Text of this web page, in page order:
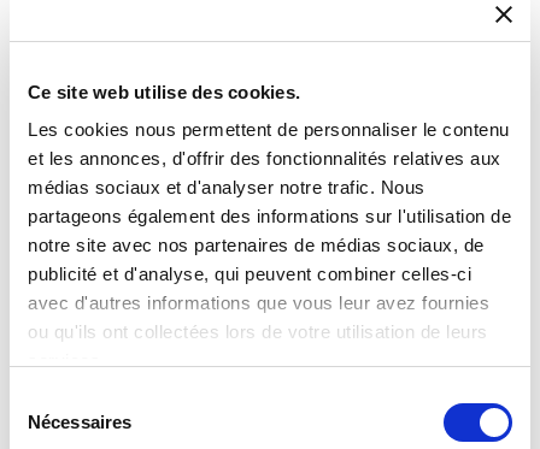
Ce site web utilise des cookies.
Les cookies nous permettent de personnaliser le contenu
et les annonces, d'offrir des fonctionnalités relatives aux
médias sociaux et d'analyser notre trafic. Nous
partageons également des informations sur l'utilisation de
notre site avec nos partenaires de médias sociaux, de
publicité et d'analyse, qui peuvent combiner celles-ci
avec d'autres informations que vous leur avez fournies
ou qu'ils ont collectées lors de votre utilisation de leurs
Nécessaires
High Frequency Transformes – Exxelia
Progettati per garantire prestazioni ottimali in applicazioni critiche.